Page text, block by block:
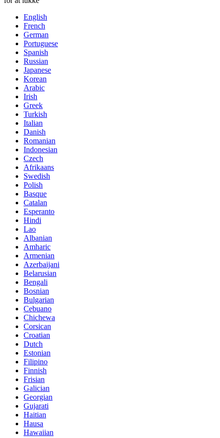
English
French
German
Portuguese
Spanish
Russian
Japanese
Korean
Arabic
Irish
Greek
Turkish
Italian
Danish
Romanian
Indonesian
Czech
Afrikaans
Swedish
Polish
Basque
Catalan
Esperanto
Hindi
Lao
Albanian
Amharic
Armenian
Azerbaijani
Belarusian
Bengali
Bosnian
Bulgarian
Cebuano
Chichewa
Corsican
Croatian
Dutch
Estonian
Filipino
Finnish
Frisian
Galician
Georgian
Gujarati
Haitian
Hausa
Hawaiian